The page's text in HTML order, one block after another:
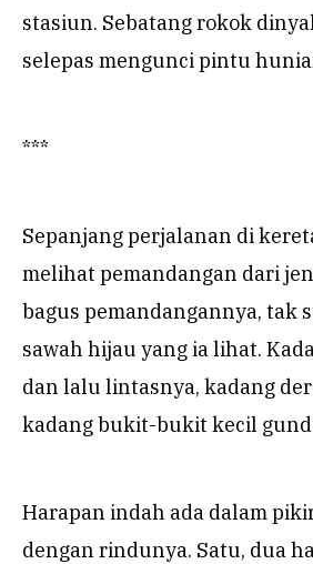
stasiun. Sebatang rokok
selepas mengunci pintu
***
Sepanjang perjalanan di
melihat pemandangan dari
bagus pemandangannya, tak
sawah hijau yang ia lihat.
dan lalu lintasnya, kadang
kadang bukit-bukit kecil
Harapan indah ada dalam
dengan rindunya. Satu, dua